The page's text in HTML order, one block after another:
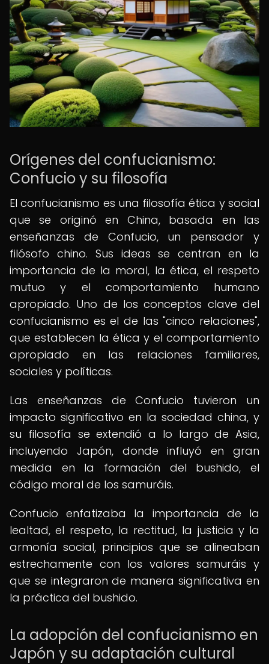
Orígenes del confucianismo:
Confucio y su filosofía
El confucianismo es una filosofía ética y social
que se originó en China, basada en las
enseñanzas de Confucio, un pensador y
filósofo chino. Sus ideas se centran en la
importancia de la moral, la ética, el respeto
mutuo y el comportamiento humano
apropiado. Uno de los conceptos clave del
confucianismo es el de las "cinco relaciones",
que establecen la ética y el comportamiento
apropiado en las relaciones familiares,
sociales y políticas.
Las enseñanzas de Confucio tuvieron un
impacto significativo en la sociedad china, y
su filosofía se extendió a lo largo de Asia,
incluyendo Japón, donde influyó en gran
medida en la formación del bushido, el
código moral de los samuráis.
Confucio enfatizaba la importancia de la
lealtad, el respeto, la rectitud, la justicia y la
armonía social, principios que se alineaban
estrechamente con los valores samuráis y
que se integraron de manera significativa en
la práctica del bushido.
La adopción del confucianismo en
Japón y su adaptación cultural